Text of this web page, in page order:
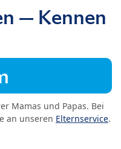
– Kennen
Mamas und Papas. Bei
an unseren Elternservice.